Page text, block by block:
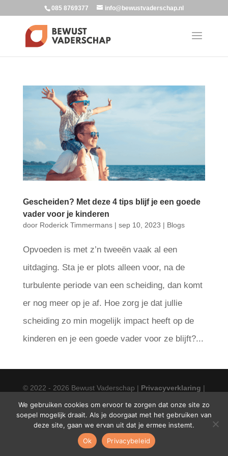
085 8769377 info@bewustvaderschap.nl
Gescheiden? Met deze 4 tips blijf je een goede
vader voor je kinderen
door Roderick Timmermans| sep 10, 2023 | Blogs
Opvoeden is met z’n tweeën vaak al een
uitdaging. Sta je er plots alleen voor, na de
turbulente periode van een scheiding, dan komt
er nog meer op je af. Hoe zorg je dat jullie
scheiding zo min mogelijk impact heeft op de
kinderen en je een goede vader voor ze blijft?...
© 2022 - 2026 Bewust Vaderschap | Privacyverklaring |
Algemene voorwaarden|Cookiebeleid|Disclaimer
We gebruiken cookies om ervoor te zorgen dat onze site zo
soepel mogelijk draait. Als je doorgaat met het gebruiken van
deze site, gaan we ervan uit dat je ermee instemt.
Ok
Privacybeleid